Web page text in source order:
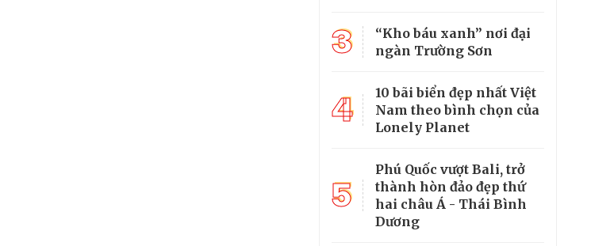
3
“Kho báu xanh” nơi đại
ngàn Trường Sơn
4
10 bãi biển đẹp nhất Việt
Nam theo bình chọn của
Lonely Planet
5
Phú Quốc vượt Bali, trở
thành hòn đảo đẹp thứ
hai châu Á - Thái Bình
Dương